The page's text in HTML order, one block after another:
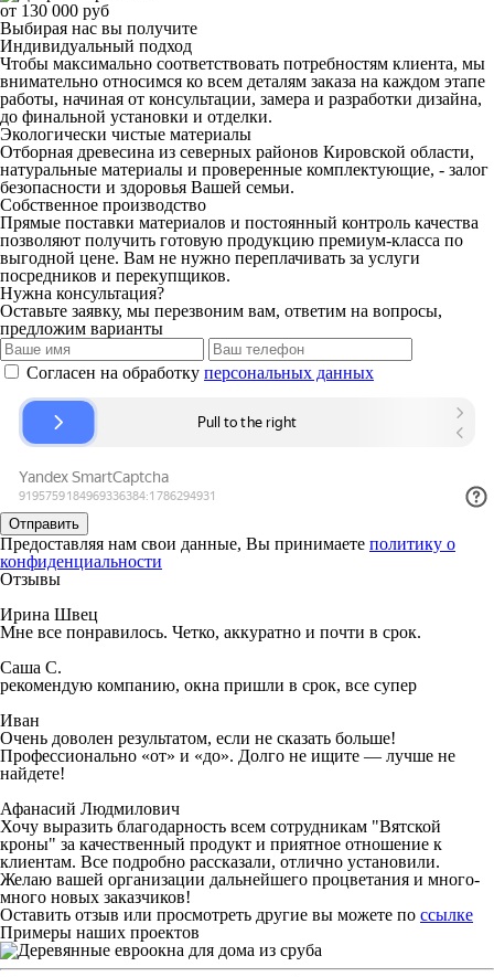
от 130 000 руб
Выбирая нас вы получите
Индивидуальный подход
Чтобы максимально соответствовать потребностям клиента, мы
внимательно относимся ко всем деталям заказа на каждом этапе
работы, начиная от консультации, замера и разработки дизайна,
до финальной установки и отделки.
Экологически чистые материалы
Отборная древесина из северных районов Кировской области,
натуральные материалы и проверенные комплектующие, - залог
безопасности и здоровья Вашей семьи.
Собственное производство
Прямые поставки материалов и постоянный контроль качества
позволяют получить готовую продукцию премиум-класса по
выгодной цене. Вам не нужно переплачивать за услуги
посредников и перекупщиков.
Нужна консультация?
Оставьте заявку, мы перезвоним вам, ответим на вопросы,
предложим варианты
Согласен на обработку персональных данных
Отправить
Предоставляя нам свои данные, Вы принимаете политику о
конфиденциальности
Отзывы
Ирина Швец
Мне все понравилось. Четко, аккуратно и почти в срок.
Саша С.
рекомендую компанию, окна пришли в срок, все супер
Иван
Очень доволен результатом, если не сказать больше!
Профессионально «от» и «до». Долго не ищите — лучше не
найдете!
Афанасий Людмилович
Хочу выразить благодарность всем сотрудникам "Вятской
кроны" за качественный продукт и приятное отношение к
клиентам. Все подробно рассказали, отлично установили.
Желаю вашей организации дальнейшего процветания и много-
много новых заказчиков!
Оставить отзыв или просмотреть другие вы можете по ссылке
Примеры наших проектов